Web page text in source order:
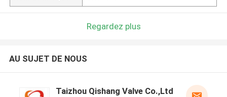
Regardez plus
AU SUJET DE NOUS
Taizhou Qishang Valve Co.,Ltd